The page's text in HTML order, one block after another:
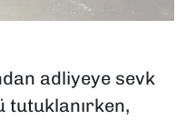
adliyeye sevk
tutuklanırken,